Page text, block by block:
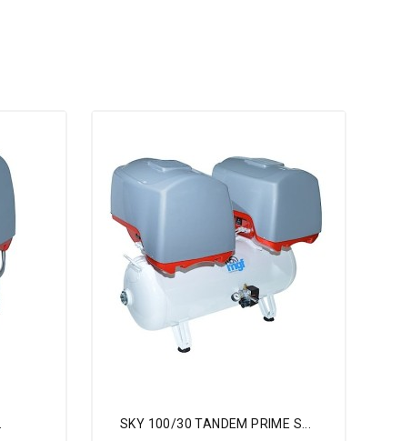
SKY 100/30 TANDEM PRIME S...